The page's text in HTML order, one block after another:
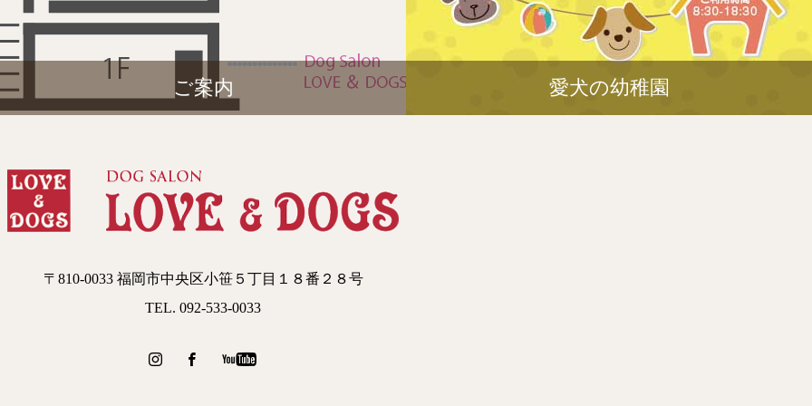
ご案内 愛犬の幼稚園
〒810-0033 福岡市中央区小笹５丁目１８番２８号
TEL. 092-533-0033